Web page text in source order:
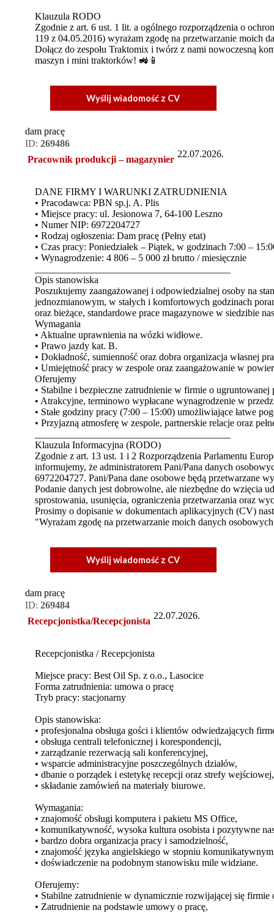
Klauzula RODO
Zgodnie z art. 6 ust. 1 lit. a ogólnego rozporządzenia o
119 z 04.05.2016) wyrażam zgodę na przetwarzanie moich
Dołącz do zespołu Traktomix i twórz z nami nowoczesną
maszyn i mini traktorków! 🚜📱
Wyślij wiadomość z CV
dam pracę
ID: 269486
Pracownik produkcji – magazynier
22.07.2026.
DANE FIRMY I WARUNKI ZATRUDNIENIA
• Pracodawca: PBN sp.j. A. Plis
• Miejsce pracy: ul. Jesionowa 7, 64-100 Leszno
• Numer NIP: 6972204727
• Rodzaj ogłoszenia: Dam pracę (Pełny etat)
• Czas pracy: Poniedziałek – Piątek, w godzinach 7:00 –
• Wynagrodzenie: 4 806 – 5 000 zł brutto / miesięcznie
Opis stanowiska
Poszukujemy zaangażowanej i odpowiedzialnej osoby na
jednozmianowym, w stałych i komfortowych godzinach
oraz bieżące, standardowe prace magazynowe w siedzibie
Wymagania
• Aktualne uprawnienia na wózki widłowe.
• Prawo jazdy kat. B.
• Dokładność, sumienność oraz dobra organizacja własnej
• Umiejętność pracy w zespole oraz zaangażowanie w
Oferujemy
• Stabilne i bezpieczne zatrudnienie w firmie o
• Atrakcyjne, terminowo wypłacane wynagrodzenie w
• Stałe godziny pracy (7:00 – 15:00) umożliwiające łatwe
• Przyjazną atmosferę w zespole, partnerskie relacje oraz
Klauzula Informacyjna (RODO)
Zgodnie z art. 13 ust. 1 i 2 Rozporządzenia Parlamentu
informujemy, że administratorem Pani/Pana danych
6972204727. Pani/Pana dane osobowe będą przetwarzane
Podanie danych jest dobrowolne, ale niezbędne do wzięcia
sprostowania, usunięcia, ograniczenia przetwarzania oraz
Prosimy o dopisanie w dokumentach aplikacyjnych (CV)
"Wyrażam zgodę na przetwarzanie moich danych
Wyślij wiadomość z CV
dam pracę
ID: 269484
Recepcjonistka/Recepcjonista
22.07.2026.
Recepcjonistka / Recepcjonista
Miejsce pracy: Best Oil Sp. z o.o., Lasocice
Forma zatrudnienia: umowa o pracę
Tryb pracy: stacjonarny
Opis stanowiska:
• profesjonalna obsługa gości i klientów odwiedzających
• obsługa centrali telefonicznej i korespondencji,
• zarządzanie rezerwacją sali konferencyjnej,
• wsparcie administracyjne poszczególnych działów,
• dbanie o porządek i estetykę recepcji oraz strefy wejściowej,
• składanie zamówień na materiały biurowe.
Wymagania:
• znajomość obsługi komputera i pakietu MS Office,
• komunikatywność, wysoka kultura osobista i pozytywne
• bardzo dobra organizacja pracy i samodzielność,
• znajomość języka angielskiego w stopniu
• doświadczenie na podobnym stanowisku mile widziane.
Oferujemy:
• Stabilne zatrudnienie w dynamicznie rozwijającej się
• Zatrudnienie na podstawie umowy o pracę,